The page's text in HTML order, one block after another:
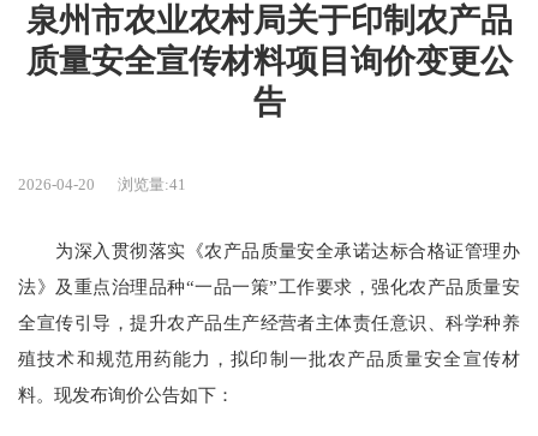
泉州市农业农村局关于印制农产品
质量安全宣传材料项目询价变更公
告
2026-04-20 浏览量:41
为深入贯彻落实《农产品质量安全承诺达标合格证管理办
法》及重点治理品种“一品一策”工作要求，强化农产品质量安
全宣传引导，提升农产品生产经营者主体责任意识、科学种养
殖技术和规范用药能力，拟印制一批农产品质量安全宣传材
料。现发布询价公告如下：